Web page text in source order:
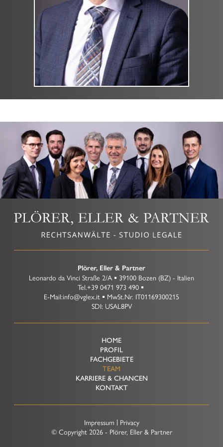
KONTAKT
Plörer, Eller & Partner
Leonardo da Vinci Straße 2/A 39100 Bozen (BZ) - Italien
Tel.+39 0471 973 490
E-Mail:info@vglex.it MwSt.Nr. IT01169300215
SDI: USAL8PV
HOME
PROFIL
FACHGEBIETE
TEAM
KARRIERE & CHANCEN
KONTAKT
Impressum
Privacy
© Copyright 2026 - Plörer, Eller & Partner